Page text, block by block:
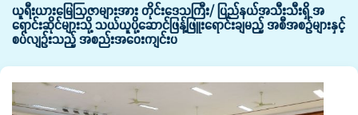
ယူရီးယားမြေဩဇာများအား တိုင်းဒေသကြီး/ ပြည်နယ်အသီးသီးရှိ အ
ရောင်းဆိုင်များသို့ သယ်ယူပို့ဆောင်ဖြန့်ဖြူးရောင်းချမည့် အစီအစဉ်များနှင့်
စပ်လျဉ်းသည့် အစည်းအဝေးကျင်းပ